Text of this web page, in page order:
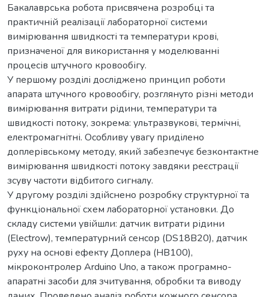
Бакалаврська робота присвячена розробці та
практичній реалізації лабораторної системи
вимірювання швидкості та температури крові,
призначеної для використання у моделюванні
процесів штучного кровообігу.
У першому розділі досліджено принцип роботи
апарата штучного кровообігу, розглянуто різні методи
вимірювання витрати рідини, температури та
швидкості потоку, зокрема: ультразвукові, термічні,
електромагнітні. Особливу увагу приділено
доплерівському методу, який забезпечує безконтактне
вимірювання швидкості потоку завдяки реєстрації
зсуву частоти відбитого сигналу.
У другому розділі здійснено розробку структурної та
функціональної схем лабораторної установки. До
складу системи увійшли: датчик витрати рідини
(Electrow), температурний сенсор (DS18B20), датчик
руху на основі ефекту Доплера (HB100),
мікроконтролер Arduino Uno, а також програмно-
апаратні засоби для зчитування, обробки та виводу